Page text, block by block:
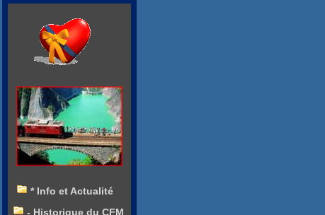
* Info et Actualité
- Historique du CFM